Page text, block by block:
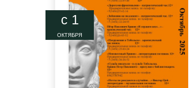
c 1
ОКТЯБРЯ